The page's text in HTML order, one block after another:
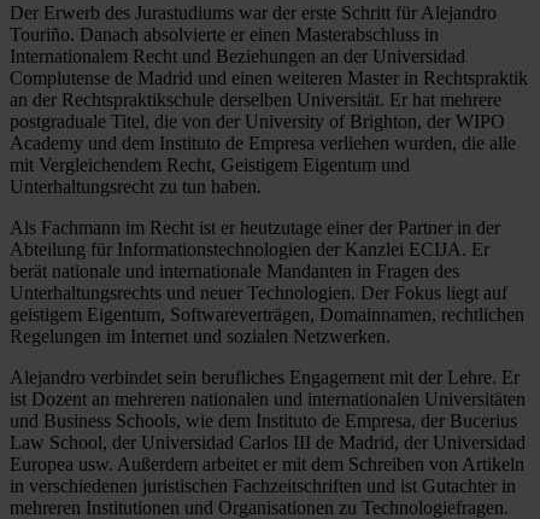
Der Erwerb des Jurastudiums war der erste Schritt für Alejandro
Touriño. Danach absolvierte er einen Masterabschluss in
Internationalem Recht und Beziehungen an der Universidad
Complutense de Madrid und einen weiteren Master in Rechtspraktik
an der Rechtspraktikschule derselben Universität. Er hat mehrere
postgraduale Titel, die von der University of Brighton, der WIPO
Academy und dem Instituto de Empresa verliehen wurden, die alle
mit Vergleichendem Recht, Geistigem Eigentum und
Unterhaltungsrecht zu tun haben.
Als Fachmann im Recht ist er heutzutage einer der Partner in der
Abteilung für Informationstechnologien der Kanzlei ECIJA. Er
berät nationale und internationale Mandanten in Fragen des
Unterhaltungsrechts und neuer Technologien. Der Fokus liegt auf
geistigem Eigentum, Softwareverträgen, Domainnamen, rechtlichen
Regelungen im Internet und sozialen Netzwerken.
Alejandro verbindet sein berufliches Engagement mit der Lehre. Er
ist Dozent an mehreren nationalen und internationalen Universitäten
und Business Schools, wie dem Instituto de Empresa, der Bucerius
Law School, der Universidad Carlos III de Madrid, der Universidad
Europea usw. Außerdem arbeitet er mit dem Schreiben von Artikeln
in verschiedenen juristischen Fachzeitschriften und ist Gutachter in
mehreren Institutionen und Organisationen zu Technologiefragen.